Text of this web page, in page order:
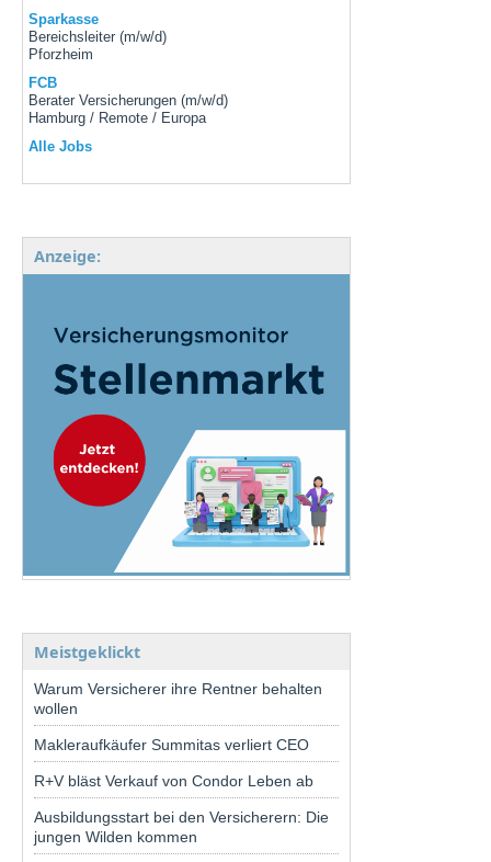
Sparkasse
Bereichsleiter (m/w/d)
Pforzheim
FCB
Berater Versicherungen (m/w/d)
Hamburg / Remote / Europa
Alle Jobs
Anzeige:
Meistgeklickt
Warum Versicherer ihre Rentner behalten
wollen
Makleraufkäufer Summitas verliert CEO
R+V bläst Verkauf von Condor Leben ab
Ausbildungsstart bei den Versicherern: Die
jungen Wilden kommen